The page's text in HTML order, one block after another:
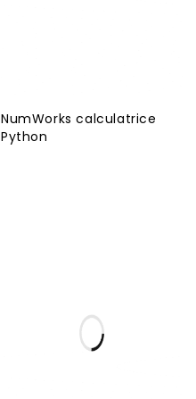
NumWorks calculatrice
Python